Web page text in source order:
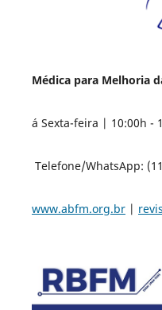
Médica para Melhoria
á Sexta-feira | 10:00h -
Telefone/WhatsApp:
www.abfm.org.br|